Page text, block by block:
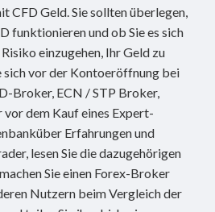
CFD Geld. Sie sollten überlegen,
funktionieren und ob Sie es sich
einzugehen, Ihr Geld zu
sich vor der Kontoeröffnung bei
Broker, ECN / STP Broker,
dem Kauf eines Expert-
Erfahrungen und
lesen Sie die dazugehörigen
Sie einen Forex-Broker
Nutzern beim Vergleich der